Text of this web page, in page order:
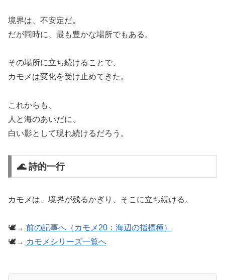
境界は、不安定だ。
だが同時に、最も豊かな場所でもある。
その場所に立ち続けることで、
カモメは変化を受け止めてきた。
これからも、
人と海のあいだに、
白い影として現れ続けるだろう。
🌊 詩的一行
カモメは、境界が残るかぎり、そこに立ち続ける。
🕊️→ 前の記事へ（カモメ20：海辺の指標種）
🕊️→ カモメシリーズ一覧へ